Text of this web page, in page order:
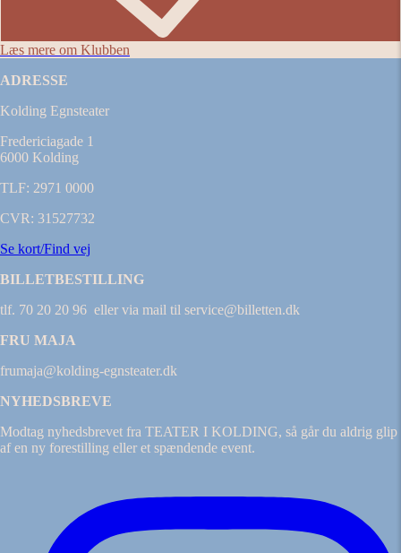
Læs mere om Klubben
ADRESSE
Kolding Egnsteater
Fredericiagade 1
6000 Kolding
TLF: 2971 0000
CVR: 31527732
Se kort/Find vej
BILLETBESTILLING
tlf. 70 20 20 96 eller via mail til service@billetten.dk
FRU MAJA
frumaja@kolding-egnsteater.dk
NYHEDSBREVE
Modtag nyhedsbrevet fra TEATER I KOLDING, så går du aldrig glip
af en ny forestilling eller et spændende event.